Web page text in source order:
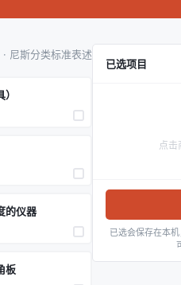
尼斯分类标准表述
的仪器
板
已选项目
点击
已选会保存在本